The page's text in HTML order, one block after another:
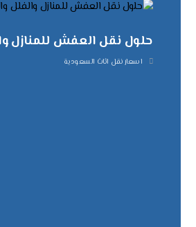
حلول نقل العفش للمنازل
اسعار نقل اثاث السعودية